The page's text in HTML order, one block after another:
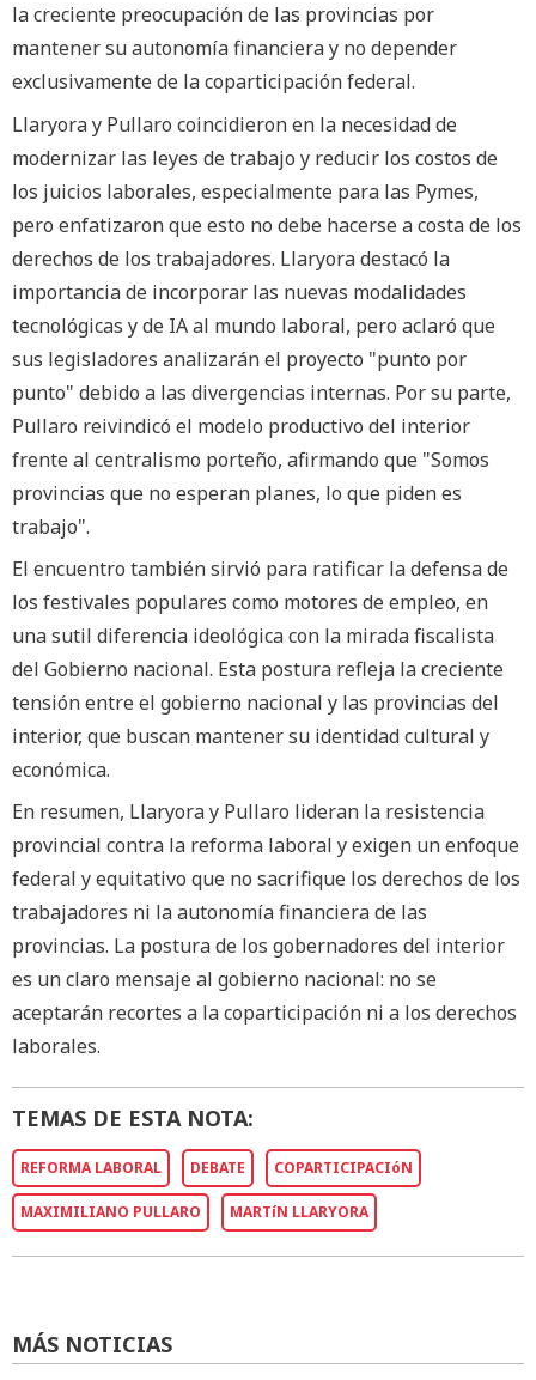
la creciente preocupación de las provincias por
mantener su autonomía financiera y no depender
exclusivamente de la coparticipación federal.
Llaryora y Pullaro coincidieron en la necesidad de
modernizar las leyes de trabajo y reducir los costos de
los juicios laborales, especialmente para las Pymes,
pero enfatizaron que esto no debe hacerse a costa de los
derechos de los trabajadores. Llaryora destacó la
importancia de incorporar las nuevas modalidades
tecnológicas y de IA al mundo laboral, pero aclaró que
sus legisladores analizarán el proyecto "punto por
punto" debido a las divergencias internas. Por su parte,
Pullaro reivindicó el modelo productivo del interior
frente al centralismo porteño, afirmando que "Somos
provincias que no esperan planes, lo que piden es
trabajo".
El encuentro también sirvió para ratificar la defensa de
los festivales populares como motores de empleo, en
una sutil diferencia ideológica con la mirada fiscalista
del Gobierno nacional. Esta postura refleja la creciente
tensión entre el gobierno nacional y las provincias del
interior, que buscan mantener su identidad cultural y
económica.
En resumen, Llaryora y Pullaro lideran la resistencia
provincial contra la reforma laboral y exigen un enfoque
federal y equitativo que no sacrifique los derechos de los
trabajadores ni la autonomía financiera de las
provincias. La postura de los gobernadores del interior
es un claro mensaje al gobierno nacional: no se
aceptarán recortes a la coparticipación ni a los derechos
laborales.
TEMAS DE ESTA NOTA:
REFORMA LABORAL DEBATE COPARTICIPACIóN
MAXIMILIANO PULLARO MARTíN LLARYORA
MÁS NOTICIAS